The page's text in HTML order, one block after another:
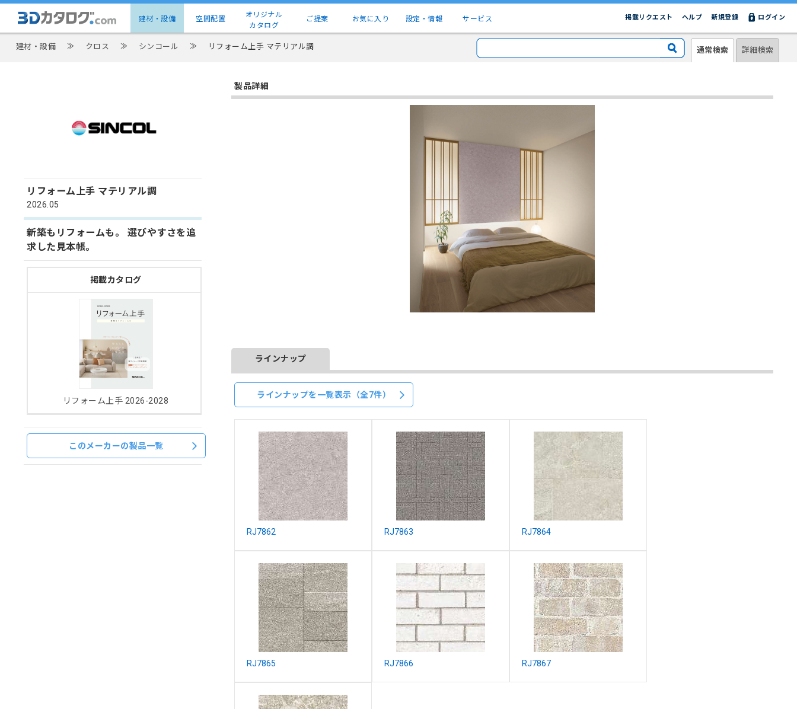
建材・設備 空間配置
オリジナル
カタログ
ご提案 お気に入り 設定・情報 サービス ログイン
新規登録
ヘルプ
掲載リクエスト
建材・設備 ≫ クロス ≫ シンコール ≫ リフォーム上手 マテリアル調 通常検索 詳細検索
リフォーム上手 マテリアル調
2026.05
新築もリフォームも。 選びやすさを追
求した見本帳。
掲載カタログ
リフォーム上手 2026-2028
このメーカーの製品一覧
製品詳細
ラインナップ
ラインナップを一覧表示（全7件）
RJ7862 RJ7863 RJ7864
RJ7865 RJ7866 RJ7867